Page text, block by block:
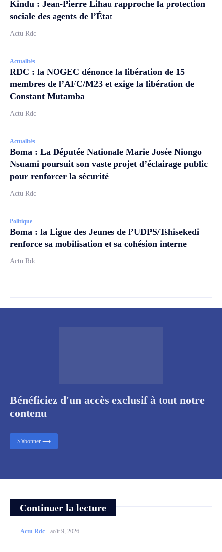
Kindu : Jean-Pierre Lihau rapproche la protection
sociale des agents de l’État
Actu Rdc
Actualités
RDC : la NOGEC dénonce la libération de 15
membres de l’AFC/M23 et exige la libération de
Constant Mutamba
Actu Rdc
Actualités
Boma : La Députée Nationale Marie Josée Niongo
Nsuami poursuit son vaste projet d’éclairage public
pour renforcer la sécurité
Actu Rdc
Politique
Boma : la Ligue des Jeunes de l’UDPS/Tshisekedi
renforce sa mobilisation et sa cohésion interne
Actu Rdc
Continuer la lecture
Actu Rdc -août 9, 2026
Bénéficiez d'un accès exclusif à tout notre
contenu
S'abonner ⟶